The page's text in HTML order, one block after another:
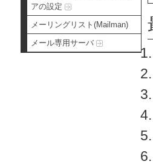
アの設定
メーリングリスト(Mailman)
メール専用サーバ